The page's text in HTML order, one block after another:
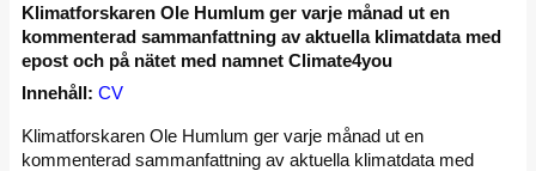
Klimatforskaren Ole Humlum ger varje månad ut en
kommenterad sammanfattning av aktuella klimatdata med
epost och på nätet med namnet Climate4you
Innehåll: CV
Klimatforskaren Ole Humlum ger varje månad ut en
kommenterad sammanfattning av aktuella klimatdata med